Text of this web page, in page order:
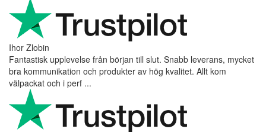
Ihor Zlobin
Fantastisk upplevelse från början till slut. Snabb leverans, mycket
bra kommunikation och produkter av hög kvalitet. Allt kom
välpackat och i perf ...